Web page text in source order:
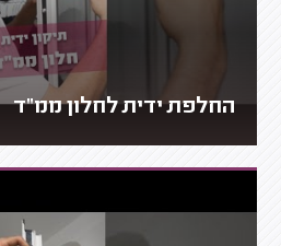
החלפת ידית לחלון ממ"ד